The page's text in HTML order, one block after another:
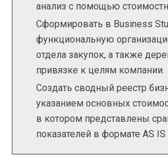
анализ с помощью
Сформировать в Business
функциональную
отдела закупок, а также
привязке к целям компании.
Создать сводный реестр
указанием основных
в котором представлены
показателей в формате AS IS